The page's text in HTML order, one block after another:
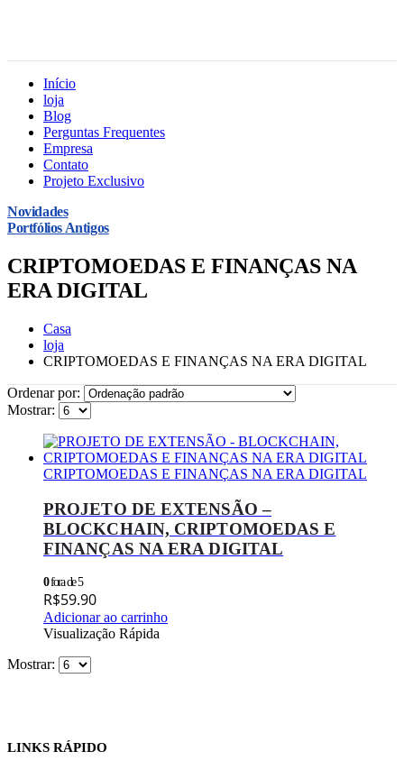
Início
loja
Blog
Perguntas Frequentes
Empresa
Contato
Projeto Exclusivo
Novidades
Portfólios Antigos
CRIPTOMOEDAS E FINANÇAS NA
ERA DIGITAL
Casa
loja
CRIPTOMOEDAS E FINANÇAS NA ERA DIGITAL
Ordenar por:
Mostrar:
CRIPTOMOEDAS E FINANÇAS NA ERA DIGITAL
PROJETO DE EXTENSÃO –
BLOCKCHAIN, CRIPTOMOEDAS E
FINANÇAS NA ERA DIGITAL
0fora de 5
R$59.90
Adicionar ao carrinho
Visualização Rápida
Mostrar:
LINKS RÁPIDO